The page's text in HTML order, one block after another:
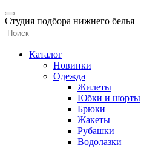
Студия подбора нижнего белья
Каталог
Новинки
Одежда
Жилеты
Юбки и шорты
Брюки
Жакеты
Рубашки
Водолазки